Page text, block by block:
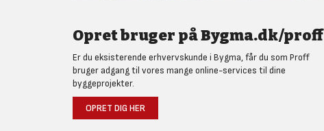
Opret bruger på Bygma.dk/proff
Er du eksisterende erhvervskunde i Bygma, får du som Proff
bruger adgang til vores mange online-services til dine
byggeprojekter.
OPRET DIG HER